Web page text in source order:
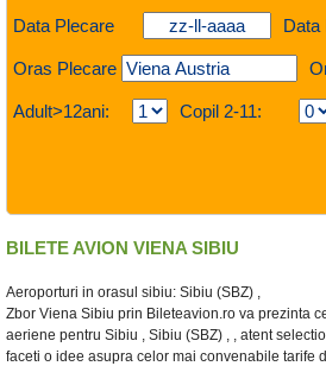
Data Plecare Data
Oras Plecare
Adult>12ani: Copil 2-11:
BILETE AVION VIENA SIBIU
Aeroporturi in orasul sibiu: Sibiu (SBZ) ,
Zbor Viena Sibiu prin Bileteavion.ro va prezinta
aeriene pentru Sibiu , Sibiu (SBZ) , , atent
faceti o idee asupra celor mai convenabile tarife